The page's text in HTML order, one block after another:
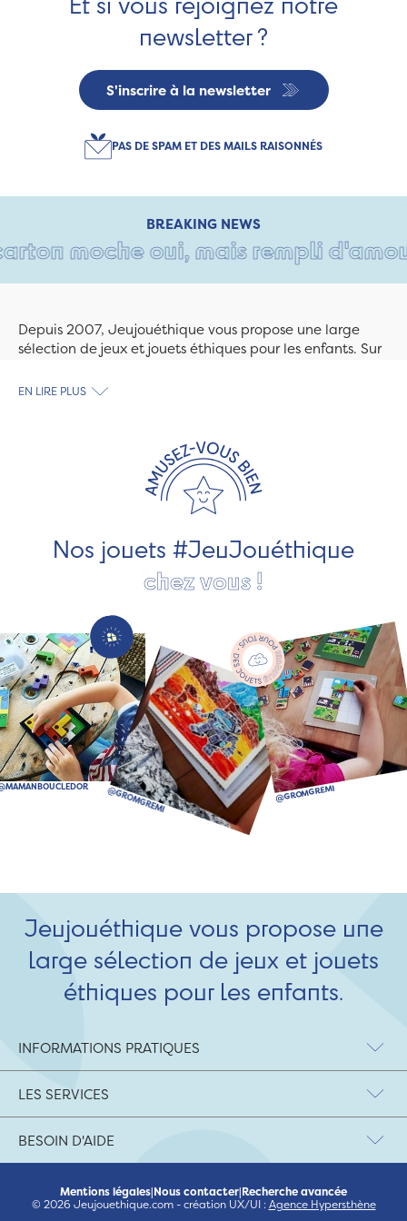
newsletter ?
S'inscrire à la newsletter
PAS DE SPAM ET DES MAILS RAISONNÉS
BREAKING NEWS
moche oui, mais rempli d'amour
Depuis 2007, Jeujouéthique vous propose une large
sélection de jeux et jouets éthiques pour les enfants. Sur
découvrez le plus grand choix de jouets en bois
les jeux et jouets en bois de qualité et engagés dans le
développement durable. Ils nous fabriquent des jouets
pour les jeunes enfants, des jeux d'éveil, des jeux de
société, des jouets d'imitation, des jeux de plein air, ... et
EN LIRE PLUS
Nos jouets #JeuJouéthique
chez vous !
Jeujouéthique vous propose une
large sélection de jeux et jouets
éthiques pour les enfants.
INFORMATIONS PRATIQUES
LES SERVICES
BESOIN D'AIDE
Mentions légales|Nous contacter|Recherche avancée
© 2026 Jeujouethique.com - création UX/UI : Agence Hypersthène